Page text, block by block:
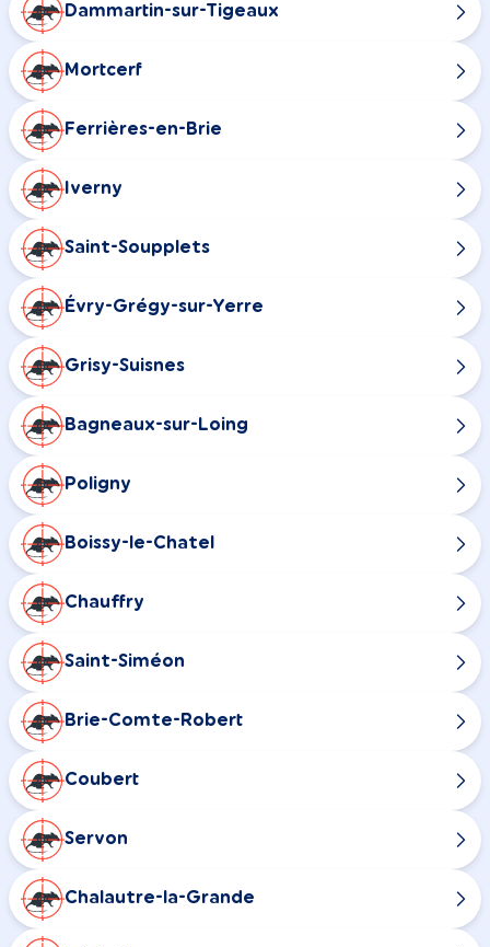
Dammartin-sur-Tigeaux
Mortcerf
Ferrières-en-Brie
Iverny
Saint-Soupplets
Évry-Grégy-sur-Yerre
Grisy-Suisnes
Bagneaux-sur-Loing
Poligny
Boissy-le-Chatel
Chauffry
Saint-Siméon
Brie-Comte-Robert
Coubert
Servon
Chalautre-la-Grande